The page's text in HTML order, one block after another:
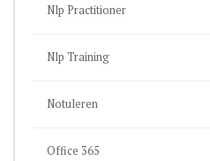
Nlp Practitioner
Nlp Training
Notuleren
Office 365